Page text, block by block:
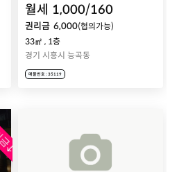
월세 1,000/160
권리금 6,000(협의가능)
33㎡ , 1층
경기 시흥시 능곡동
매물번호 : 35119
↓